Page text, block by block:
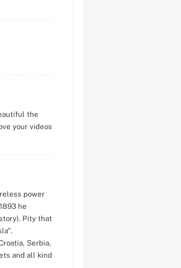
the
your videos
power
he
Pity that
Serbia,
and all kind